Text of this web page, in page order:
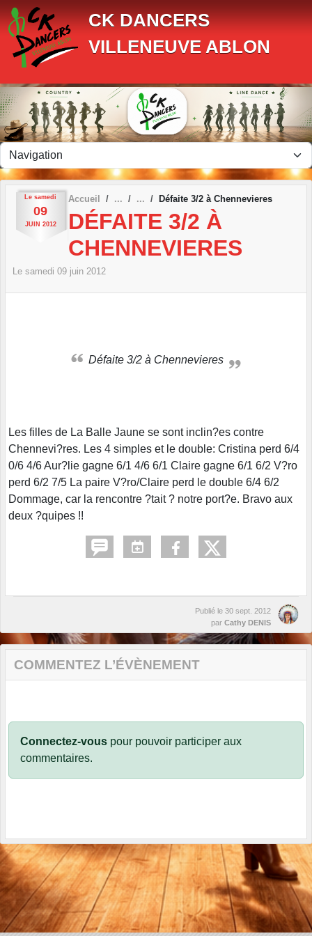
CK DANCERS
VILLENEUVE ABLON
Le samedi
09
JUIN 2012
Accueil Défaite 3/2 à Chennevieres
DÉFAITE 3/2 À
CHENNEVIERES
Le samedi 09 juin 2012
Défaite 3/2 à Chennevieres
Les filles de La Balle Jaune se sont inclin?es contre
Chennevi?res. Les 4 simples et le double: Cristina perd 6/4
0/6 4/6 Aur?lie gagne 6/1 4/6 6/1 Claire gagne 6/1 6/2 V?ro
perd 6/2 7/5 La paire V?ro/Claire perd le double 6/4 6/2
Dommage, car la rencontre ?tait ? notre port?e. Bravo aux
deux ?quipes !!
Publié le 30 sept. 2012
par Cathy DENIS
COMMENTEZ L’ÉVÈNEMENT
Connectez-vous pour pouvoir participer aux
commentaires.
Panneau de gestion des cookies